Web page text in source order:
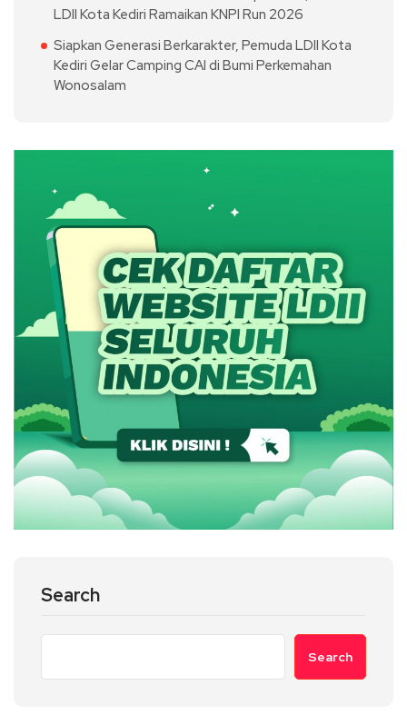
LDII Kota Kediri Ramaikan KNPI Run 2026
Siapkan Generasi Berkarakter, Pemuda LDII Kota
Kediri Gelar Camping CAI di Bumi Perkemahan
Wonosalam
Search
Search